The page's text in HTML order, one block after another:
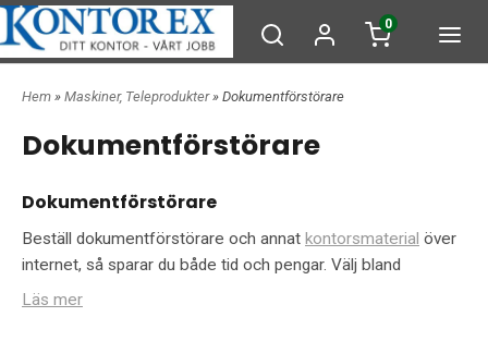
0
Hem » Maskiner, Teleprodukter» Dokumentförstörare
Dokumentförstörare
Dokumentförstörare
Beställ dokumentförstörare och annat kontorsmaterial över
internet, så sparar du både tid och pengar. Välj bland
modeller som Rexel V65, en dokumentförstörare med
Läs mer